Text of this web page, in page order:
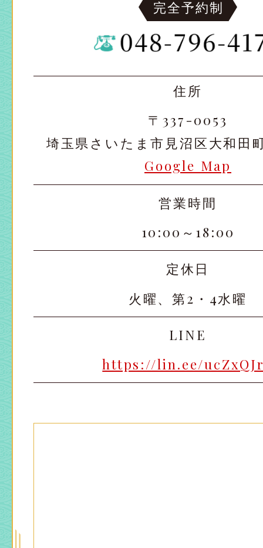
完全予約制
住所
〒337-0053
埼玉県さいたま市見沼区大和田
Google Map
営業時間
10:00～18:00
定休日
火曜、第2・4水曜
LINE
https://lin.ee/